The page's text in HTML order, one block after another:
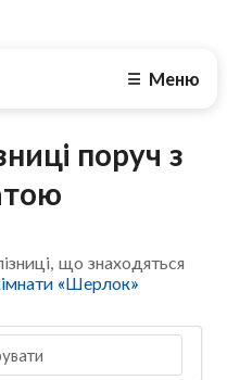
☰ Меню
поруч з
що знаходяться
«Шерлок»